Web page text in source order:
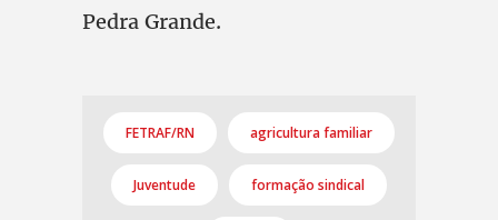
Pedra Grande.
FETRAF/RN agricultura familiar
Juventude formação sindical